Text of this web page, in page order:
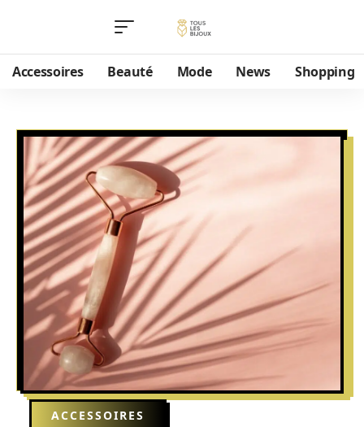
Accessoires Beauté Mode News Shopping
ACCESSOIRES